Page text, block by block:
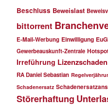
Beschluss Beweislast
bittorrent
E-Mail-Werbung Einwilligung
Gewerbeauskunft-Zentrale
Irreführung Lizenzschaden
RA Daniel Sebastian
Schadenersatz
Störerhaftung